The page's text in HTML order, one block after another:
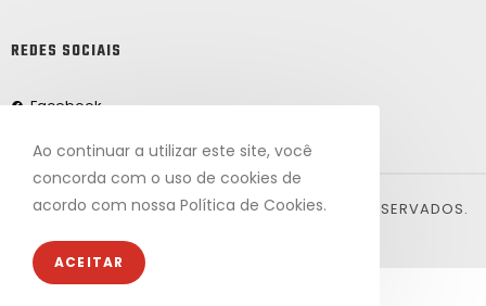
REDES SOCIAIS
Facebook
© 2024, FRIBEIRO.COM. TODOS OS DIREITOS RESERVADOS.
Ao continuar a utilizar este site, você
concorda com o uso de cookies de
acordo com nossa Política de Cookies.
ACEITAR